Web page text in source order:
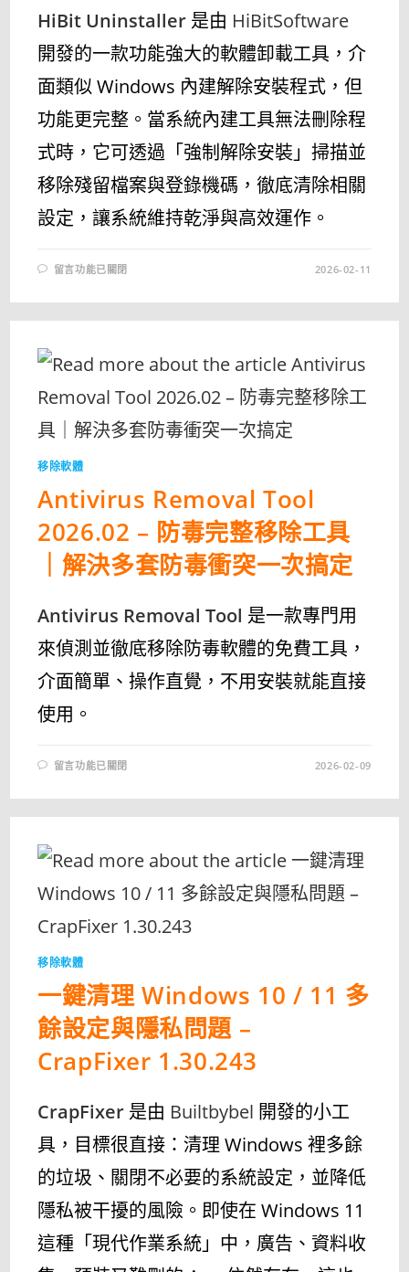
夾〉
中
HiBit Uninstaller 是由 HiBitSoftware
開發的一款功能強大的軟體卸載工具，介
面類似 Windows 內建解除安裝程式，但
功能更完整。當系統內建工具無法刪除程
式時，它可透過「強制解除安裝」掃描並
移除殘留檔案與登錄機碼，徹底清除相關
設定，讓系統維持乾淨與高效運作。
在
〈HIBIT
4.0.10
載、
殘
清
與
系
優
化
次
完
中
留言功能已關閉 2026-02-11
移除軟體
Antivirus Removal Tool
2026.02 – 防毒完整移除工具
｜解決多套防毒衝突一次搞定
Antivirus Removal Tool 是一款專門用
來偵測並徹底移除防毒軟體的免費工具，
介面簡單、操作直覺，不用安裝就能直接
使用。
在
〈ANTIVIRUS
TOOL
完
整
移
除
｜
決
多
防
毒
衝
突
一
搞
定〉
留言功能已關閉 2026-02-09
移除軟體
一鍵清理 Windows 10 / 11 多
餘設定與隱私問題 –
CrapFixer 1.30.243
CrapFixer 是由 Builtbybel 開發的小工
具，目標很直接：清理 Windows 裡多餘
的垃圾、關閉不必要的系統設定，並降低
隱私被干擾的風險。即使在 Windows 11
這種「現代作業系統」中，廣告、資料收